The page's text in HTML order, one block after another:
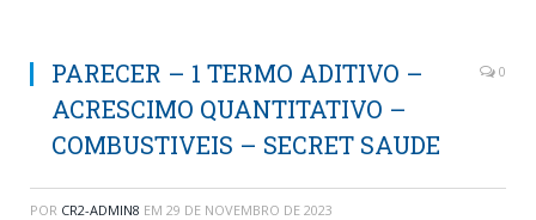
PARECER – 1 TERMO ADITIVO –
ACRESCIMO QUANTITATIVO –
COMBUSTIVEIS – SECRET SAUDE
0
POR CR2-ADMIN8 EM 29 DE NOVEMBRO DE 2023